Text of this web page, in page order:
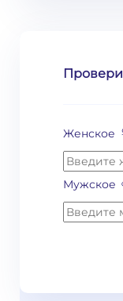
Женское
Мужское